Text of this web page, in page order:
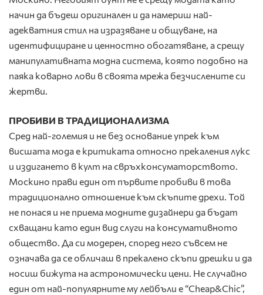
начин да бъдеш оригинален и да намериш най-
адекватния стил на изразяване и общуване, на
идентифициране и ценностно обогатяване, а срещу
манипулативната модна система, която подобно на
паяка коварно лови в своята мрежа безчислените си
жертви.
ПРОБИВИ В ТРАДИЦИОНАЛИЗМА
Сред най-големия и не без основание упрек към
висшата мода е критиката относно прекаления лукс
и издигането в култ на свръхконсуматорството.
Москино прави един от първите пробиви в това
традиционално отношение към скъпите дрехи. Той
не понася и не приема модните дизайнери да бъдат
схващани като един вид слуги на консумативното
общество. Да си модерен, според него съвсем не
означава да се обличаш в прекалено скъпи дрешки и да
носиш бижута на астрономически цени. Не случайно
един от най-популярните му лейбъли е “Cheap&Chic”,